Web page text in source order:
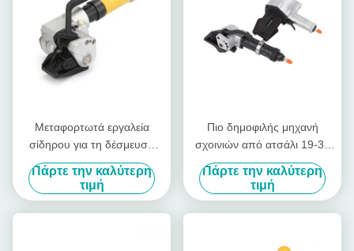
Μεταφορτωτά εργαλεία
σίδηρου για τη δέσμευση
σιδηροτροχιακών
περιτυλίξεων
Πάρτε την καλύτερη
τιμή
Πιο δημοφιλής μηχανή
σχοινιών από ατσάλι 19-32
mm
Πάρτε την καλύτερη
τιμή